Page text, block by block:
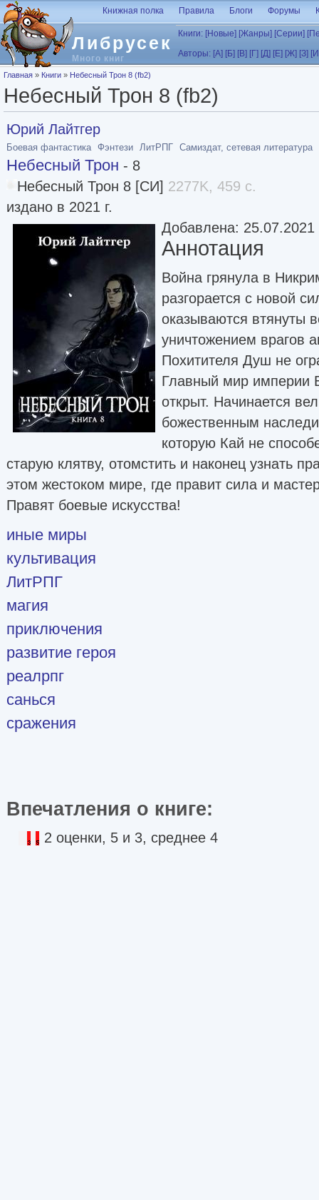
Перейти к основному содержанию
Либрусек
Много книг
Книжная полка Правила Блоги Форумы
Книги: [Новые] [Жанры] [Серии]
Авторы: [А] [Б] [В] [Г] [Д] [Е] [Ж] [З]
Вы здесь
Главная » Книги » Небесный Трон 8 (fb2)
Небесный Трон 8 (fb2)
Юрий Лайтгер
Боевая фантастика Фэнтези ЛитРПГ Самиздат, сетевая литература
Небесный Трон - 8
Небесный Трон 8 [СИ] 2277K, 459 с.
издано в 2021 г.
Добавлена: 25.07.2021
Аннотация
Война грянула в
разгорается с новой
оказываются втянуты
уничтожением врагов
Похитителя Душ не
Главный мир империи
открыт. Начинается
божественным
которую Кай не
старую клятву, отомстить и наконец узнать
этом жестоком мире, где правит сила и
Правят боевые искусства!
иные миры
культивация
ЛитРПГ
магия
приключения
развитие героя
реалрпг
санься
сражения
Впечатления о книге:
2 оценки, 5 и 3, среднее 4